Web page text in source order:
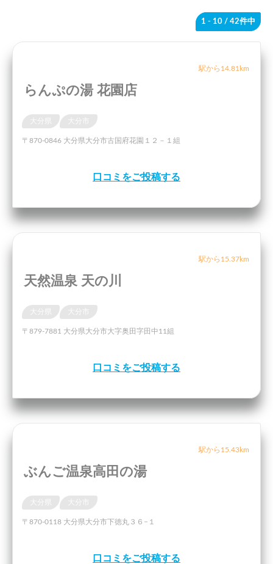
1 - 10 / 42件中
駅から14.81km
らんぷの湯 花園店
〒870-0846 大分県大分市古国府花園１２－１組
口コミをご投稿する
駅から15.37km
天然温泉 天の川
〒879-7881 大分県大分市大字奥田字田中11組
口コミをご投稿する
駅から15.43km
ぶんご温泉高田の湯
〒870-0118 大分県大分市下徳丸３６−１
口コミをご投稿する